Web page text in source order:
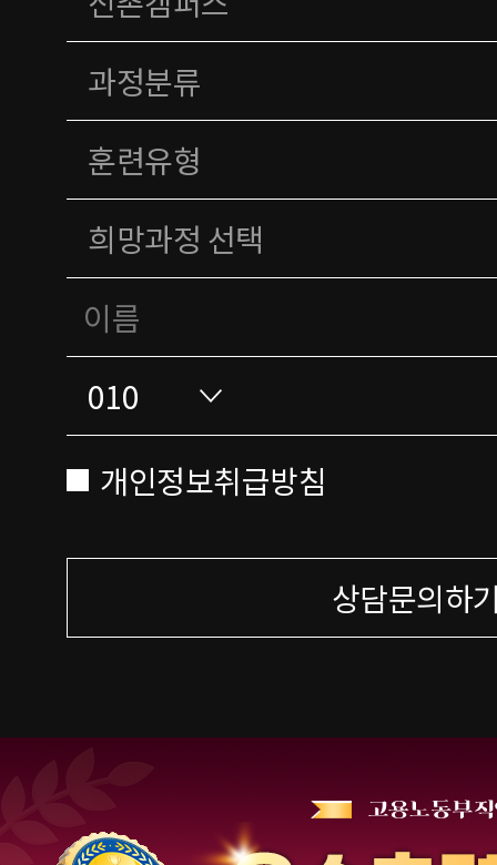
개인정보취급방침
상담문의하